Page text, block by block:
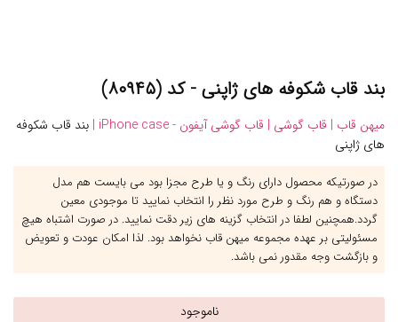
بند قاب شکوفه های ژاپنی - کد (۸۰۹۴۵)
میهن قاب | قاب گوشی | قاب گوشی آیفون - iPhone case |
بند قاب شکوفه
های ژاپنی
در صورتیکه محصول دارای رنگ و یا طرح مجزا بود می بایست هم مدل
دستگاه و هم رنگ و طرح مورد نظر را انتخاب نمایید تا موجودی معین
گردد.همچنین لطفا در انتخاب گزینه های زیر دقت نمایید. در صورت اشتباه هیچ
مسئولیتی بر عهده مجموعه میهن قاب نخواهد بود. لذا امکان عودت و تعویض
و بازگشت وجه مقدور نمی باشد.
ناموجود